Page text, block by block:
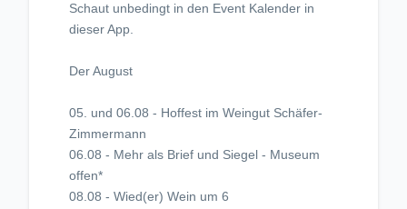
Schaut unbedingt in den Event Kalender in
dieser App.
Der August
05. und 06.08 - Hoffest im Weingut Schäfer-
Zimmermann
06.08 - Mehr als Brief und Siegel - Museum
offen*
08.08 - Wied(er) Wein um 6